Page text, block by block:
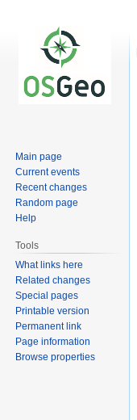
Main page
Current events
Recent changes
Random page
Help
Tools
What links here
Related changes
Special pages
Printable version
Permanent link
Page information
Browse properties